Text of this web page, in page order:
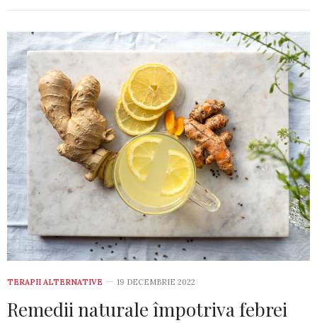
TERAPII ALTERNATIVE 19 DECEMBRIE 2022
Remedii naturale împotriva febrei